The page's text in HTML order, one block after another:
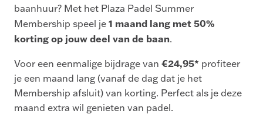
baanhuur? Met het Plaza Padel Summer
Membership speel je 1 maand lang met 50%
korting op jouw deel van de baan.
Voor een eenmalige bijdrage van €24,95* profiteer
je een maand lang (vanaf de dag dat je het
Membership afsluit) van korting. Perfect als je deze
maand extra wil genieten van padel.